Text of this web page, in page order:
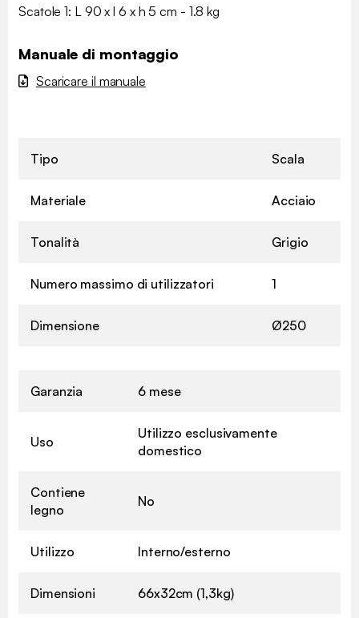
Scatole 1: L 90 x l 6 x h 5 cm - 1.8 kg
Manuale di montaggio
Scaricare il manuale
Tipo Scala
Materiale Acciaio
Tonalità Grigio
Numero massimo di utilizzatori 1
Dimensione Ø250
Garanzia 6 mese
Uso
Utilizzo esclusivamente
domestico
Contiene
legno
No
Utilizzo Interno/esterno
Dimensioni 66x32cm (1,3kg)